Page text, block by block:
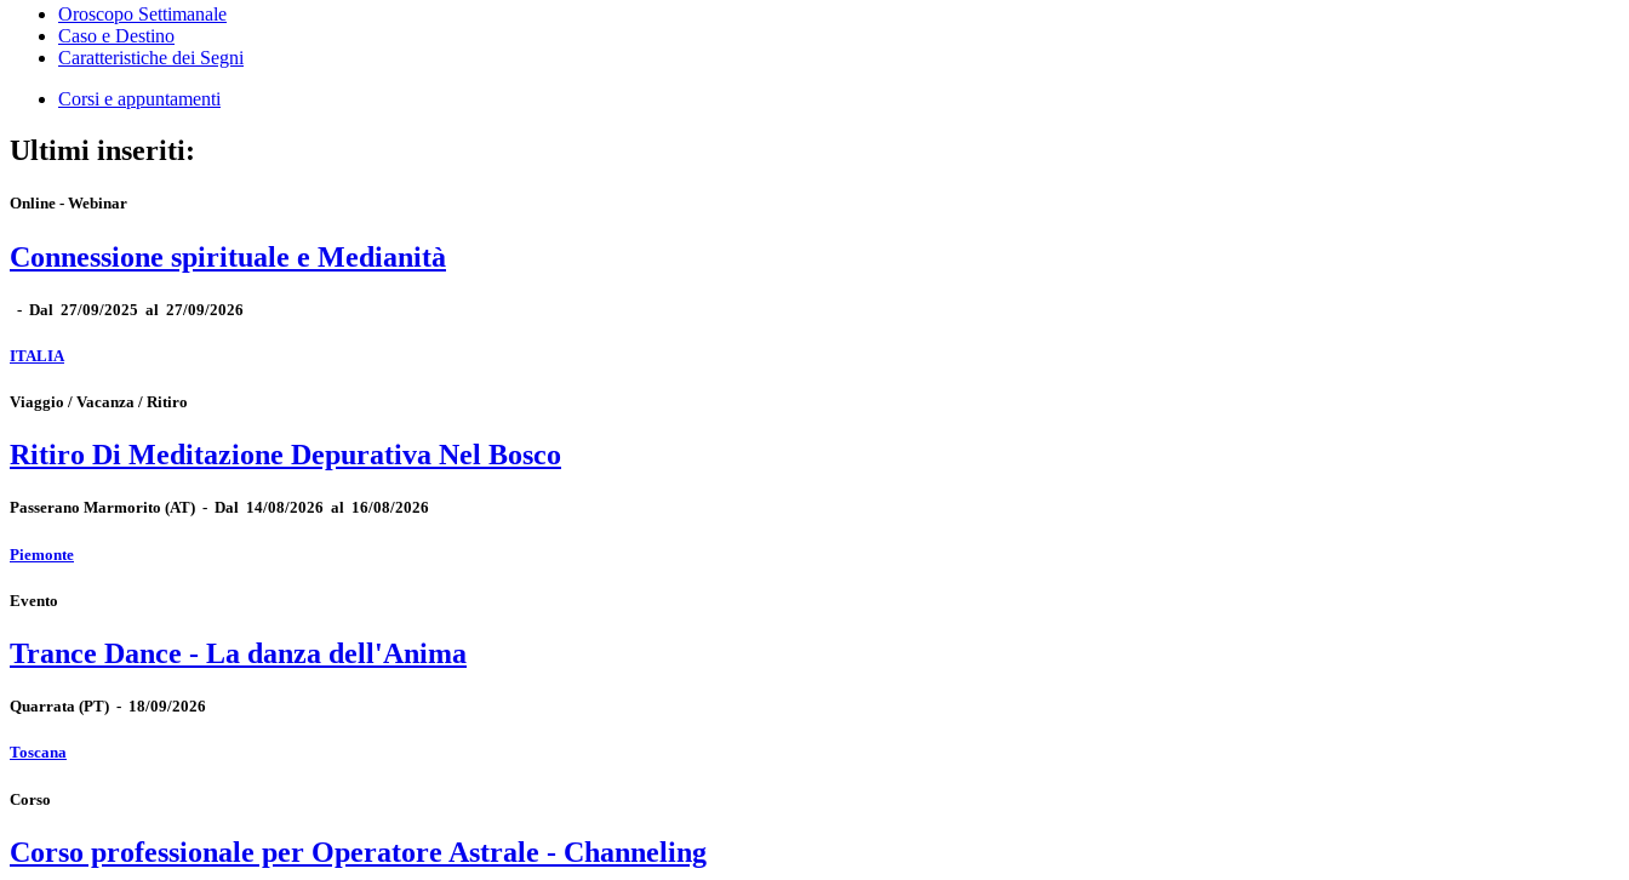
Oroscopo Settimanale
Caso e Destino
Caratteristiche dei Segni
Corsi e appuntamenti
Ultimi inseriti:
Online - Webinar
Connessione spirituale e Medianità
- Dal 27/09/2025 al 27/09/2026
ITALIA
Viaggio / Vacanza / Ritiro
Ritiro Di Meditazione Depurativa Nel Bosco
Passerano Marmorito (AT) - Dal 14/08/2026 al 16/08/2026
Piemonte
Evento
Trance Dance - La danza dell'Anima
Quarrata (PT) - 18/09/2026
Toscana
Corso
Corso professionale per Operatore Astrale - Channeling